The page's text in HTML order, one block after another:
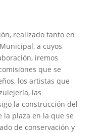
realizado tanto en
a cuyos
iremos
que se
los artistas que
las
la construcción del
plaza en la que se
de conservación y